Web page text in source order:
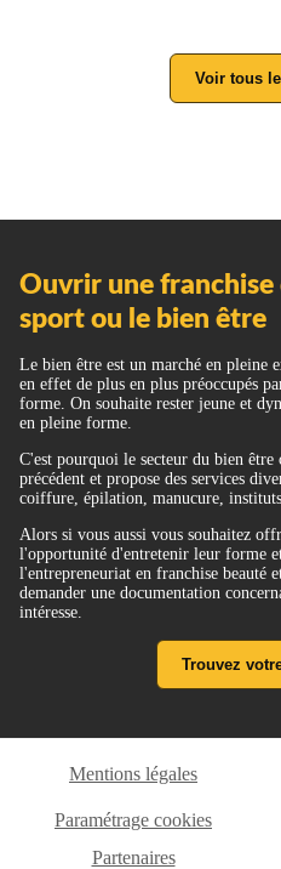
Voir tous
Ouvrir une franchise
sport ou le bien être
Le bien être est un marché en pleine
en effet de plus en plus préoccupés
forme. On souhaite rester jeune et
en pleine forme.
C'est pourquoi le secteur du bien être
précédent et propose des services
coiffure, épilation, manucure, instituts
Alors si vous aussi vous souhaitez
l'opportunité d'entretenir leur forme
l'entrepreneuriat en franchise beauté
demander une documentation
intéresse.
Trouvez
Mentions légales
Paramétrage cookies
Partenaires